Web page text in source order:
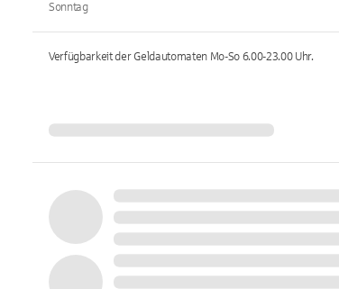
Sonntag
Verfügbarkeit der Geldautomaten Mo-So 6.00-23.00Uhr.